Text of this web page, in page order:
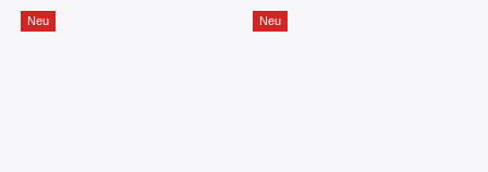
Neu Neu